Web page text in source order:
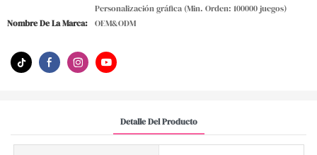
Personalización gráfica (Min. Orden: 100000 juegos)
Nombre De La Marca:
OEM&ODM
Detalle Del Producto